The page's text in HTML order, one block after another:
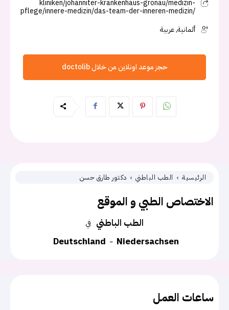
الرئيسية الطب الباطني دكتور طارق حسن
الاختصاص الطبي و الموقع
في الطب الباطني
Deutschland
Niedersachsen
ساعات العمل
kliniken/johanniter-krankenhaus-gronau/medizin-
pflege/innere-medizin/das-team-der-inneren-medizin/
ألمانية, عربية
حجز موعد اونلاين من خلال doctolib